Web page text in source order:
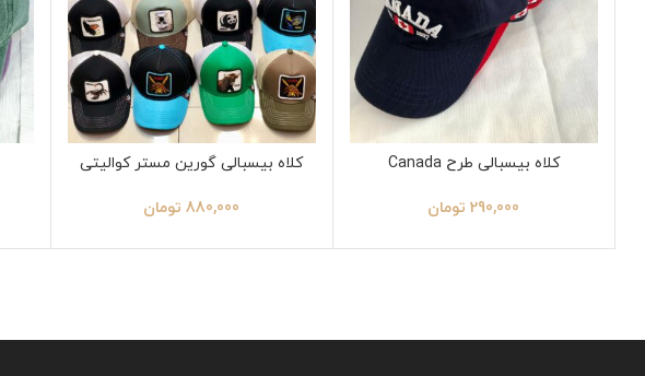
کلاه بیسبالی طرح Canada
290,000 تومان
کلاه بیسبالی گورین مستر کوالیتی
880,000 تومان